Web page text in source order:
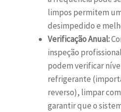
limpos permitem
desimpedido e
Verificação Anual:
inspeção
podem verificar
refrigerante
reverso), limpar
garantir que o